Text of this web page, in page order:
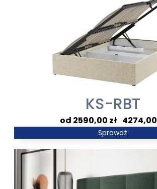
KS-RBT
2590,00 zł– 4274,00
Zakres
do
4274,00 zł
Sprawdź